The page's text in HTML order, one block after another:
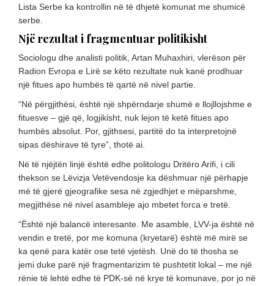
Lista Serbe ka kontrollin në të dhjetë komunat me shumicë
serbe.
Një rezultat i fragmentuar politikisht
Sociologu dhe analisti politik, Artan Muhaxhiri, vlerëson për
Radion Evropa e Lirë se këto rezultate nuk kanë prodhuar
një fitues apo humbës të qartë në nivel partie.
“Në përgjithësi, është një shpërndarje shumë e llojllojshme e
fituesve – gjë që, logjikisht, nuk lejon të ketë fitues apo
humbës absolut. Por, gjithsesi, partitë do ta interpretojnë
sipas dëshirave të tyre”, thotë ai.
Në të njëjtën linjë është edhe politologu Dritëro Arifi, i cili
thekson se Lëvizja Vetëvendosje ka dëshmuar një përhapje
më të gjerë gjeografike sesa në zgjedhjet e mëparshme,
megjithëse në nivel asambleje ajo mbetet forca e tretë.
“Është një balancë interesante. Me asamble, LVV-ja është në
vendin e tretë, por me komuna (kryetarë) është më mirë se
ka qenë para katër ose tetë vjetësh. Unë do të thosha se
jemi duke parë një fragmentarizim të pushtetit lokal – me një
rënie të lehtë edhe të PDK-së në krye të komunave, por jo në